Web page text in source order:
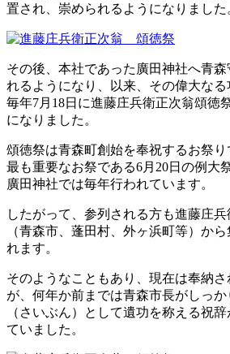
置され、崇められるようになりました
その後、本社であった廣田神社へ青
れるようになり、以来、その偉大な
毎年7月18日に進藤庄兵衛正次翁頌徳
になりました。
頌徳祭は青森町創始を奉祝するお祭
最も重要なお祭である6月20日の例大
廣田神社では毎年行われています。
したがって、参列される方も進藤庄
（青森市、蓬田村、外ヶ浜町等）か
れます。
そのようなこともあり、現在は奉納
が、何年か前までは青森市長がしっ
（さいぶん）として遺功を称える祝
ていました。